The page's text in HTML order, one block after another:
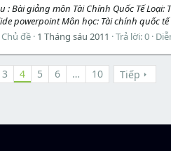
: Bài giảng môn Tài Chính Quốc Tế
powerpoint Môn học: Tài chính quốc tế
Chủ đề 1 Tháng sáu 2011 Trả lời: 0
3 4 5 6 … 10 Tiếp